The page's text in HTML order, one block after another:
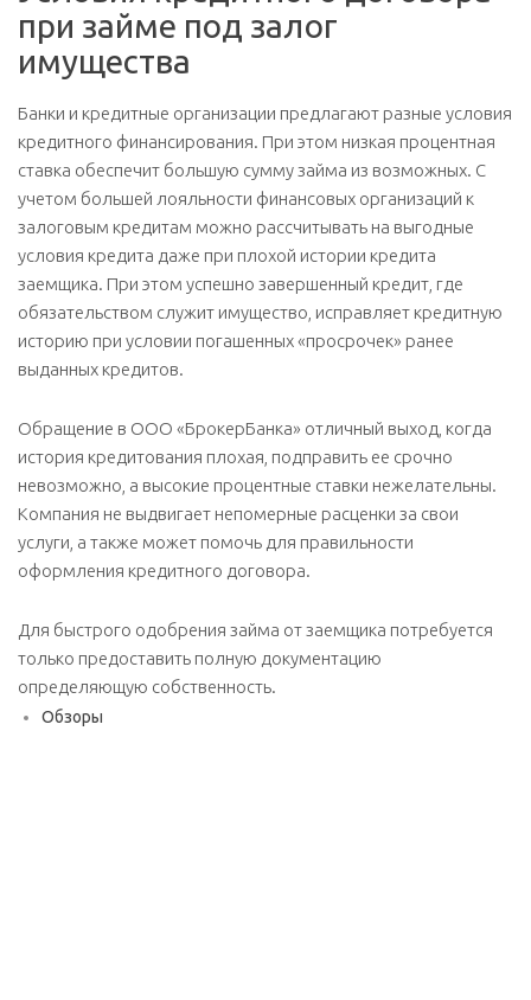
при займе под залог
имущества
Банки и кредитные организации предлагают разные условия
кредитного финансирования. При этом низкая процентная
ставка обеспечит большую сумму займа из возможных. С
учетом большей лояльности финансовых организаций к
залоговым кредитам можно рассчитывать на выгодные
условия кредита даже при плохой истории кредита
заемщика. При этом успешно завершенный кредит, где
обязательством служит имущество, исправляет кредитную
историю при условии погашенных «просрочек» ранее
выданных кредитов.
Обращение в ООО «БрокерБанка» отличный выход, когда
история кредитования плохая, подправить ее срочно
невозможно, а высокие процентные ставки нежелательны.
Компания не выдвигает непомерные расценки за свои
услуги, а также может помочь для правильности
оформления кредитного договора.
Для быстрого одобрения займа от заемщика потребуется
только предоставить полную документацию
определяющую собственность.
Обзоры